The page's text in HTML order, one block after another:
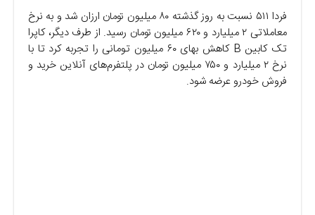
فردا ۵۱۱ نسبت به روز گذشته ۸۰ میلیون تومان ارزان شد و به نرخ
معاملاتی ۲ میلیارد و ۶۲۰ میلیون تومان رسید. از طرف دیگر، کاپرا
تک کابین B کاهش بهای ۶۰ میلیون تومانی را تجربه کرد تا با
نرخ ۲ میلیارد و ۷۵۰ میلیون تومان در پلتفرم‌های آنلاین خرید و
فروش خودرو عرضه شود.